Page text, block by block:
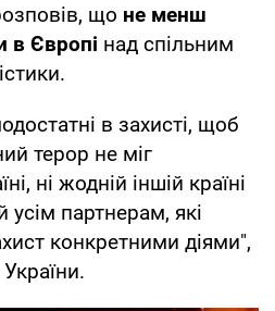
що не менш
в Європі над спільним
в захисті, щоб
терор не міг
ні жодній іншій країні
усім партнерам, які
конкретними діями",